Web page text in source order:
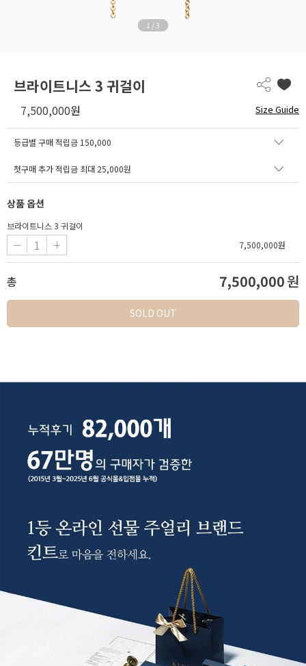
1 / 3
브라이트니스 3 귀걸이
7,500,000원 Size Guide
등급별 구매 적립금 150,000
첫구매 추가 적립금 최대 25,000원
상품 옵션
브라이트니스 3 귀걸이
7,500,000원
총 7,500,000원
SOLD OUT